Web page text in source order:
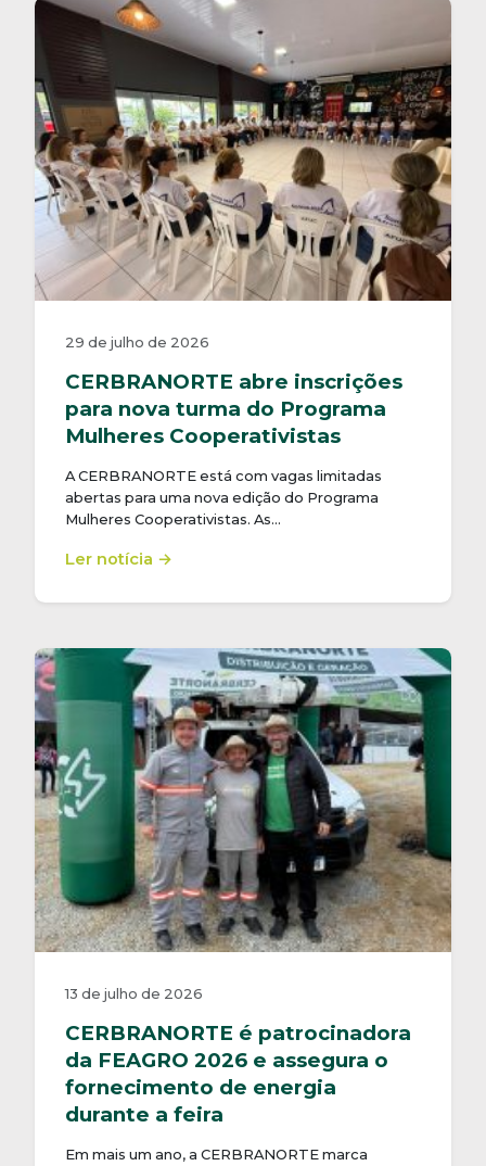
29 de julho de 2026
CERBRANORTE abre inscrições
para nova turma do Programa
Mulheres Cooperativistas
A CERBRANORTE está com vagas limitadas
abertas para uma nova edição do Programa
Mulheres Cooperativistas. As…
Ler notícia →
13 de julho de 2026
CERBRANORTE é patrocinadora
da FEAGRO 2026 e assegura o
fornecimento de energia
durante a feira
Em mais um ano, a CERBRANORTE marca